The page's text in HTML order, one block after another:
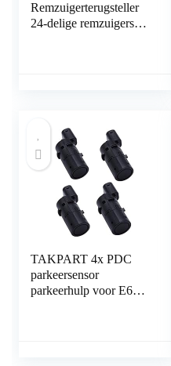
Remzuigerterugsteller
24-delige remzuigerset
TAKPART 4x PDC
parkeersensor
parkeerhulp voor E60